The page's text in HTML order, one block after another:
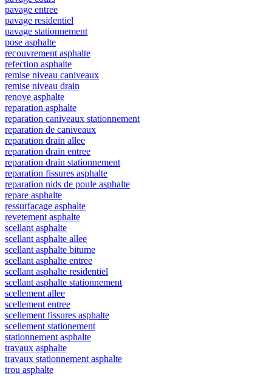
pavage entree
pavage residentiel
pavage stationnement
pose asphalte
recouvrement asphalte
refection asphalte
remise niveau caniveaux
remise niveau drain
renove asphalte
reparation asphalte
reparation caniveaux stationnement
reparation de caniveaux
reparation drain allee
reparation drain entree
reparation drain stationnement
reparation fissures asphalte
reparation nids de poule asphalte
repare asphalte
ressurfacage asphalte
revetement asphalte
scellant asphalte
scellant asphalte allee
scellant asphalte bitume
scellant asphalte entree
scellant asphalte residentiel
scellant asphalte stationnement
scellement allee
scellement entree
scellement fissures asphalte
scellement stationement
stationnement asphalte
travaux asphalte
travaux stationnement asphalte
trou asphalte